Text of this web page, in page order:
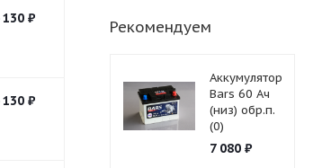
130₽
130₽
Рекомендуем
Аккумулятор
Bars 60 Ач
(низ) обр.п.
(0)
7 080₽